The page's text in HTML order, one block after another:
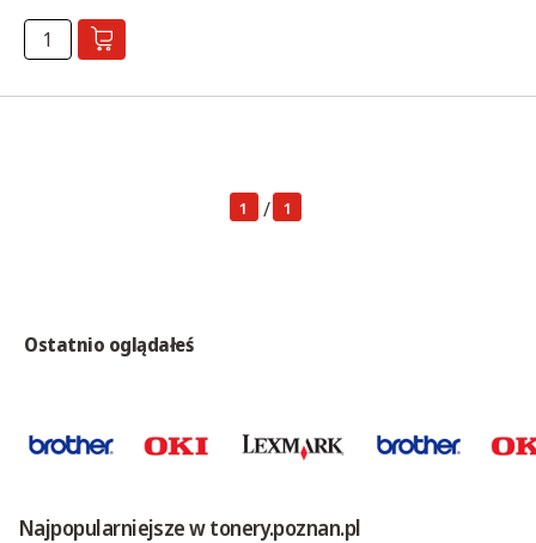
1 / 1
Ostatnio oglądałeś
Najpopularniejsze w tonery.poznan.pl